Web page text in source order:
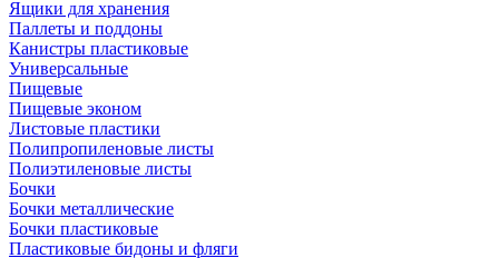
Ящики для хранения
Паллеты и поддоны
Канистры пластиковые
Универсальные
Пищевые
Пищевые эконом
Листовые пластики
Полипропиленовые листы
Полиэтиленовые листы
Бочки
Бочки металлические
Бочки пластиковые
Пластиковые бидоны и фляги